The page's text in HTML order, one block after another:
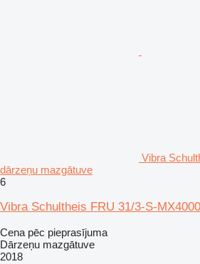
Vibra
dārzeņu mazgātuve
6
Vibra Schultheis FRU 31/3-S-MX4000
Cena pēc pieprasījuma
Dārzeņu mazgātuve
2018